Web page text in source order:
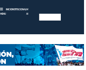
MENU
INICIOINSTITUCIONAL MEMORIAS
ANUALES